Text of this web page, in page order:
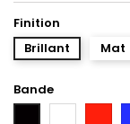
Finition
Brillant
Mat
Bande